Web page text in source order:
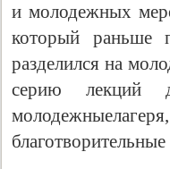
и молодежных
который раньше
разделился на
серию лекций